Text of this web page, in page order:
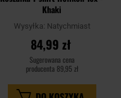
Khaki
Wysyłka: Natychmiast
84,99 zł
Sugerowana cena
producenta 89,95 zł